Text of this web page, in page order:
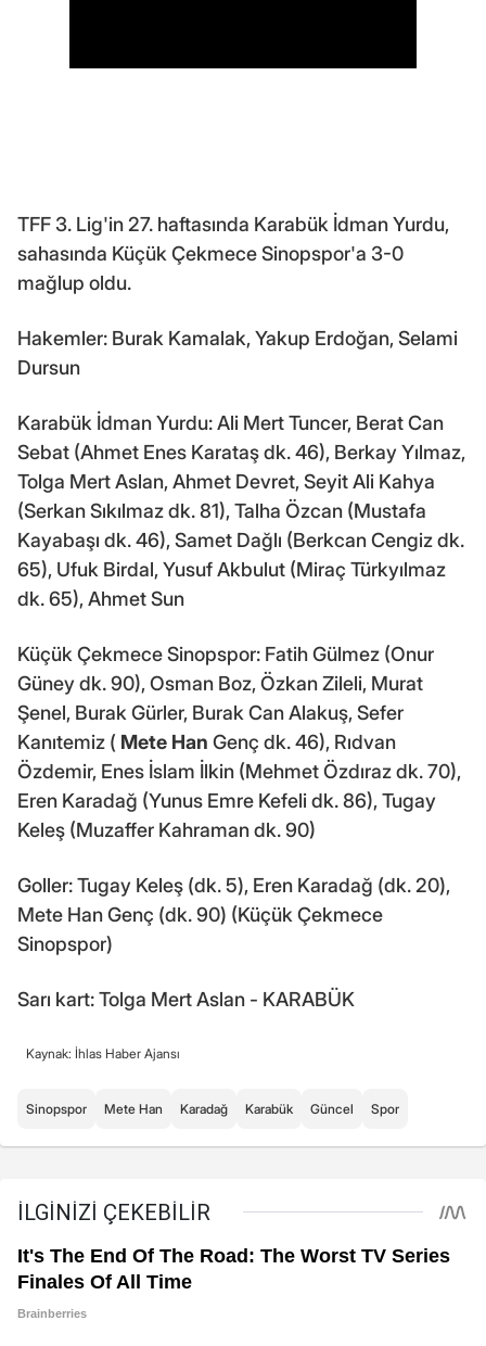
TFF 3. Lig'in 27. haftasında Karabük İdman Yurdu,
sahasında Küçük Çekmece Sinopspor'a 3-0
mağlup oldu.
Hakemler: Burak Kamalak, Yakup Erdoğan, Selami
Dursun
Karabük İdman Yurdu: Ali Mert Tuncer, Berat Can
Sebat (Ahmet Enes Karataş dk. 46), Berkay Yılmaz,
Tolga Mert Aslan, Ahmet Devret, Seyit Ali Kahya
(Serkan Sıkılmaz dk. 81), Talha Özcan (Mustafa
Kayabaşı dk. 46), Samet Dağlı (Berkcan Cengiz dk.
65), Ufuk Birdal, Yusuf Akbulut (Miraç Türkyılmaz
dk. 65), Ahmet Sun
Küçük Çekmece Sinopspor: Fatih Gülmez (Onur
Güney dk. 90), Osman Boz, Özkan Zileli, Murat
Şenel, Burak Gürler, Burak Can Alakuş, Sefer
Kanıtemiz ( Mete Han Genç dk. 46), Rıdvan
Özdemir, Enes İslam İlkin (Mehmet Özdıraz dk. 70),
Eren Karadağ (Yunus Emre Kefeli dk. 86), Tugay
Keleş (Muzaffer Kahraman dk. 90)
Goller: Tugay Keleş (dk. 5), Eren Karadağ (dk. 20),
Mete Han Genç (dk. 90) (Küçük Çekmece
Sinopspor)
Sarı kart: Tolga Mert Aslan - KARABÜK
Kaynak: İhlas Haber Ajansı
Sinopspor Mete Han Karadağ Karabük Güncel Spor